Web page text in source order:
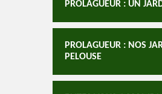
PROLAGUEUR : UN
PROLAGUEUR : NOS
PELOUSE